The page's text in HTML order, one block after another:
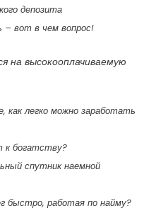
депозита
– вот в чем вопрос!
на высокооплачиваемую
легко можно заработать
к богатству?
спутник наемной
быстро, работая по найму?